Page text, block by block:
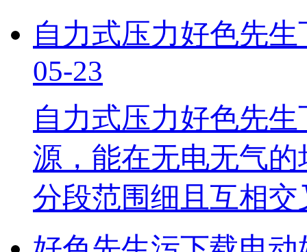
自力式压力好色先
05-23
自力式压力好色先
源，能在无电无气
分段范围细且互相交叉